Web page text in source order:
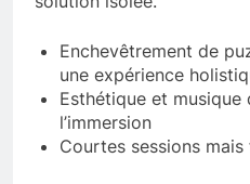
Enchevêtrement de
une expérience
Esthétique et musique
l’immersion
Courtes sessions